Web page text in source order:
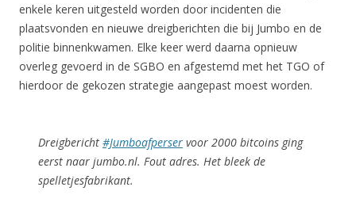
enkele keren uitgesteld worden door incidenten die
plaatsvonden en nieuwe dreigberichten die bij Jumbo en de
politie binnenkwamen. Elke keer werd daarna opnieuw
overleg gevoerd in de SGBO en afgestemd met het TGO of
hierdoor de gekozen strategie aangepast moest worden.
Dreigbericht #Jumboafperser voor 2000 bitcoins ging
eerst naar jumbo.nl. Fout adres. Het bleek de
spelletjesfabrikant.